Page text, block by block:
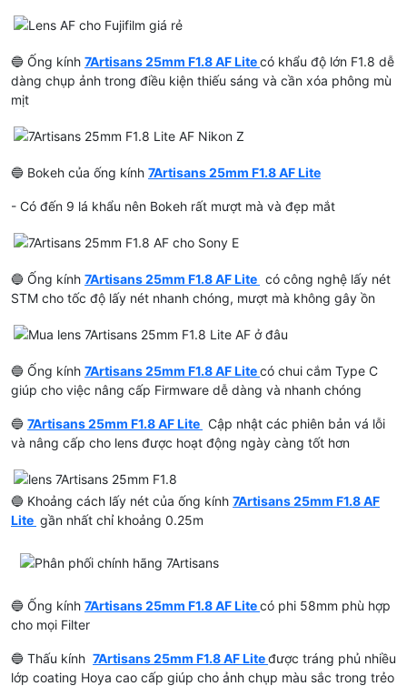
🔵 Ống kính 7Artisans 25mm F1.8 AF Litecó khẩu độ lớn F1.8 dễ
dàng chụp ảnh trong điều kiện thiếu sáng và cần xóa phông mù
mịt
🔵 Bokeh của ống kính 7Artisans 25mm F1.8 AF Lite
- Có đến 9 lá khẩu nên Bokeh rất mượt mà và đẹp mắt
🔵 Ống kính 7Artisans 25mm F1.8 AF Lite có công nghệ lấy nét
STM cho tốc độ lấy nét nhanh chóng, mượt mà không gây ồn
🔵 Ống kính 7Artisans 25mm F1.8 AF Litecó chui cắm Type C
giúp cho việc nâng cấp Firmware dễ dàng và nhanh chóng
🔵 7Artisans 25mm F1.8 AF Lite Cập nhật các phiên bản vá lỗi
và nâng cấp cho lens được hoạt động ngày càng tốt hơn
🔵 Khoảng cách lấy nét của ống kính 7Artisans 25mm F1.8 AF
Lite gần nhất chỉ khoảng 0.25m
🔵 Ống kính 7Artisans 25mm F1.8 AF Litecó phi 58mm phù hợp
cho mọi Filter
🔵 Thấu kính 7Artisans 25mm F1.8 AF Liteđược tráng phủ nhiều
lớp coating Hoya cao cấp giúp cho ảnh chụp màu sắc trong trẻo